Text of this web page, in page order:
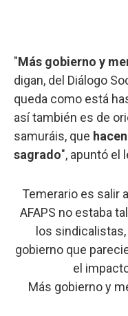
"Más gobierno y
digan, del Diálogo
queda como está
así también es de
samuráis, que
sagrado", apuntó el
Temerario es salir
AFAPS no estaba
los
gobierno que
el
Más gobierno y